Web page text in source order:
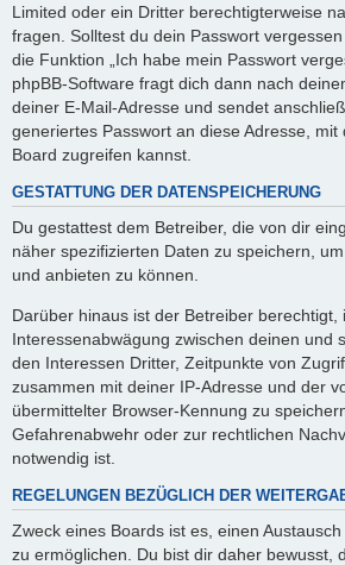
Limited oder ein Dritter berechtigterweise
fragen. Solltest du dein Passwort
die Funktion „Ich habe mein Passwort
phpBB-Software fragt dich dann nach
deiner E-Mail-Adresse und sendet
generiertes Passwort an diese Adresse,
Board zugreifen kannst.
GESTATTUNG DER DATENSPEICHERUNG
Du gestattest dem Betreiber, die von dir
näher spezifizierten Daten zu speichern,
und anbieten zu können.
Darüber hinaus ist der Betreiber berechtigt,
Interessenabwägung zwischen deinen und
den Interessen Dritter, Zeitpunkte von
zusammen mit deiner IP-Adresse und der
übermittelter Browser-Kennung zu
Gefahrenabwehr oder zur rechtlichen
notwendig ist.
REGELUNGEN BEZÜGLICH DER
Zweck eines Boards ist es, einen
zu ermöglichen. Du bist dir daher bewusst,